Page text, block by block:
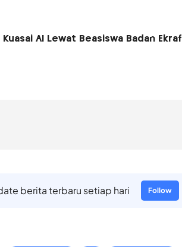
AI Lewat Beasiswa Badan Ekraf
berita terbaru setiap hari Follow